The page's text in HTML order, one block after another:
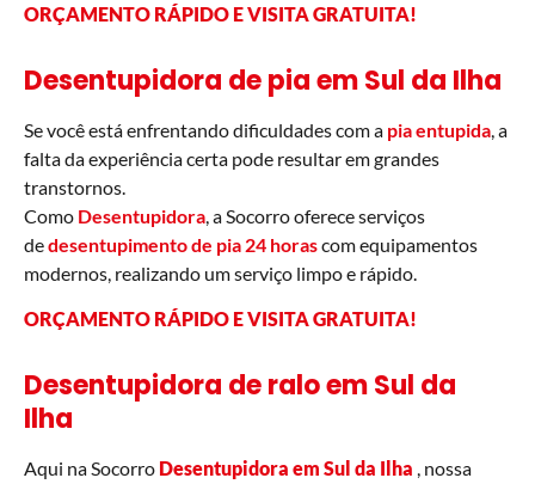
ORÇAMENTO RÁPIDO E VISITA GRATUITA!
Desentupidora de pia em Sul da Ilha
Se você está enfrentando dificuldades com a pia entupida , a
falta da experiência certa pode resultar em grandes
transtornos.
Como Desentupidora , a Socorro oferece serviços
dedesentupimento de pia 24 horascom equipamentos
modernos, realizando um serviço limpo e rápido.
ORÇAMENTO RÁPIDO E VISITA GRATUITA!
Desentupidora de ralo em Sul da
Ilha
Aqui na Socorro Desentupidora em Sul da Ilha , nossa